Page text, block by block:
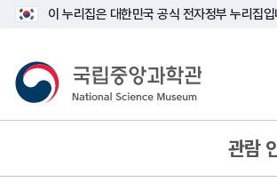
이 누리집은 대한민국 공식 전자정부 누리집입
국립중앙과학관
80YEARS
관람